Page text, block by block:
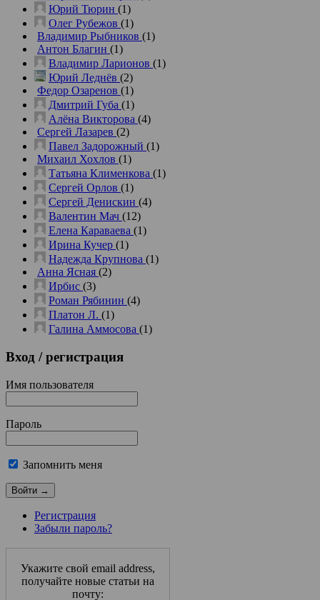
Юрий Тюрин (1)
Олег Рубежов (1)
Владимир Рыбников (1)
Антон Благин (1)
Владимир Ларионов (1)
Юрий Леднёв (2)
Федор Озаренов (1)
Дмитрий Губа (1)
Алёна Викторова (4)
Сергей Лазарев (2)
Павел Задорожный (1)
Михаил Хохлов (1)
Татьяна Клименкова (1)
Сергей Орлов (1)
Сергей Денискин (4)
Валентин Мач (12)
Елена Караваева (1)
Ирина Кучер (1)
Надежда Крупнова (1)
Анна Ясная (2)
Ирбис (3)
Роман Рябинин (4)
Платон Л. (1)
Галина Аммосова (1)
Вход / регистрация
Имя пользователя
Пароль
Запомнить меня
Регистрация
Забыли пароль?
Укажите свой email address,
получайте новые статьи на
почту: